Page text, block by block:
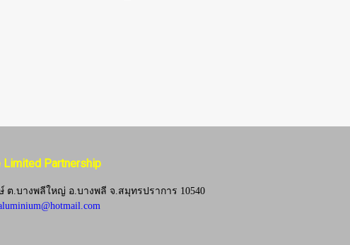
Limited Partnership
ต.บางพลีใหญ่ อ.บางพลี จ.สมุทรปราการ 10540